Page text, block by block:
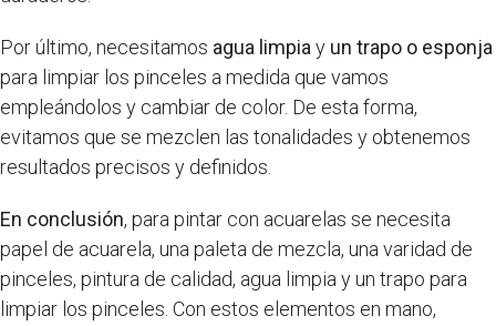
Por último, necesitamos agua limpia y un trapo o esponja
para limpiar los pinceles a medida que vamos
empleándolos y cambiar de color. De esta forma,
evitamos que se mezclen las tonalidades y obtenemos
resultados precisos y definidos.
En conclusión, para pintar con acuarelas se necesita
papel de acuarela, una paleta de mezcla, una varidad de
pinceles, pintura de calidad, agua limpia y un trapo para
limpiar los pinceles. Con estos elementos en mano,